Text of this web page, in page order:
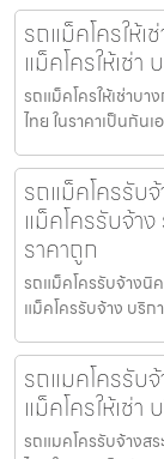
รถแม็คโครให้
แม็คโครให้เช่
รถแม็คโครให้เช่าบา
ไทย ในราคาเป็นกั
รถแม็คโครรับ
แม็คโครรับจ้า
ราคาถูก
รถแม็คโครรับจ้างนิ
แม็คโครรับจ้าง บริก
รถแมคโครรับ
แม็คโครให้เช่
รถแมคโครรับจ้างส